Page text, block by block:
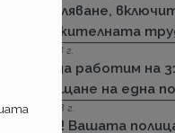
и заболяване,
задължителната
29.12.2018 г.
Няма да работим на
посрещане на една
13.08.2018 г.
Важно! Вашата